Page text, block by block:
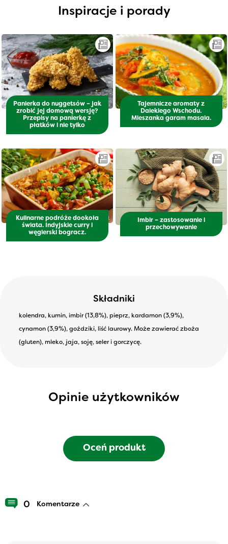
Inspiracje i porady
Panierka do nuggetsów – jak
zrobić jej domową wersję?
Przepisy na panierkę z
płatków i nie tylko
Tajemnicze aromaty z
Dalekiego Wschodu.
Mieszanka garam masala.
Kulinarne podróże dookoła
świata. Indyjskie curry i
węgierski bogracz.
Imbir – zastosowanie i
przechowywanie
Składniki
kolendra, kumin, imbir (13,8%), pieprz, kardamon (3,9%),
cynamon (3,9%), goździki, liść laurowy. Może zawierać zboża
(gluten), mleko, jaja, soję, seler i gorczycę.
Opinie użytkowników
Oceń produkt
0 Komentarze